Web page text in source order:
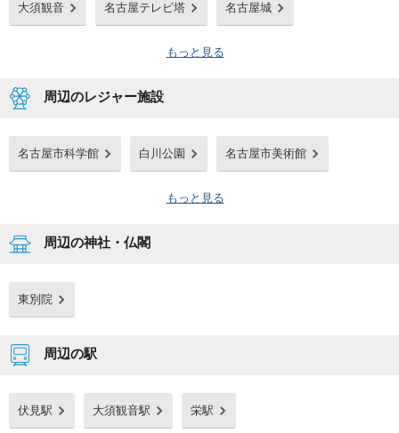
大須観音 名古屋テレビ塔 名古屋城
もっと見る
周辺のレジャー施設
名古屋市科学館 白川公園 名古屋市美術館
もっと見る
周辺の神社・仏閣
東別院
周辺の駅
伏見駅 大須観音駅 栄駅